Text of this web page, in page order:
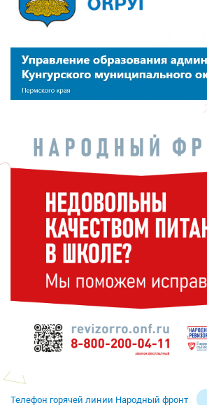
Телефон горячей линии Народный фронт